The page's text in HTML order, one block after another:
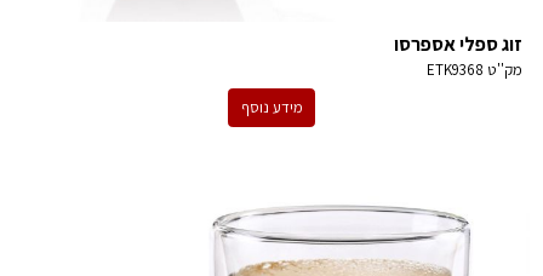
זוג ספלי אספרסו
מק''ט ETK9368
מידע נוסף